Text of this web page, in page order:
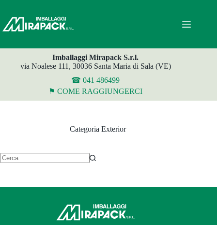
contenuto
Imballaggi Mirapack S.r.l.
via Noalese 111, 30036 Santa Maria di Sala (VE)
☎ 041 486499
⚑ COME RAGGIUNGERCI
Categoria Exterior